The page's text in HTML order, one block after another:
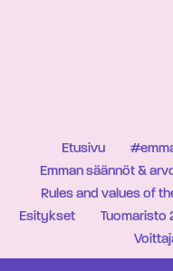
Etusivu
Emman säännöt &
Rules and values of
Esitykset
Tuomaristo